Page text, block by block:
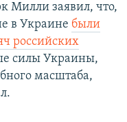
Милли заявил, что,
в Украине были
российских
силы Украины,
масштаба,